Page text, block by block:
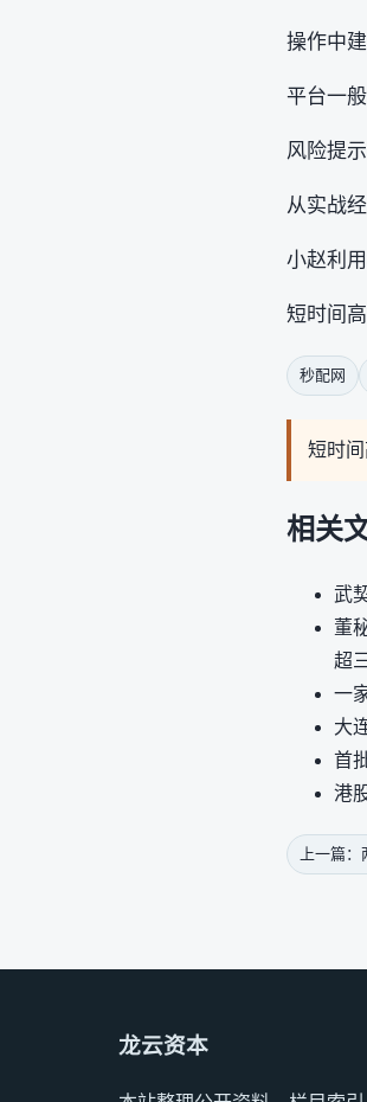
操作中
平台一
风险提
从实战
小赵利
短时间
秒配网
短时
相关
武
董
超
一
大
首
港
上一篇
龙云资本